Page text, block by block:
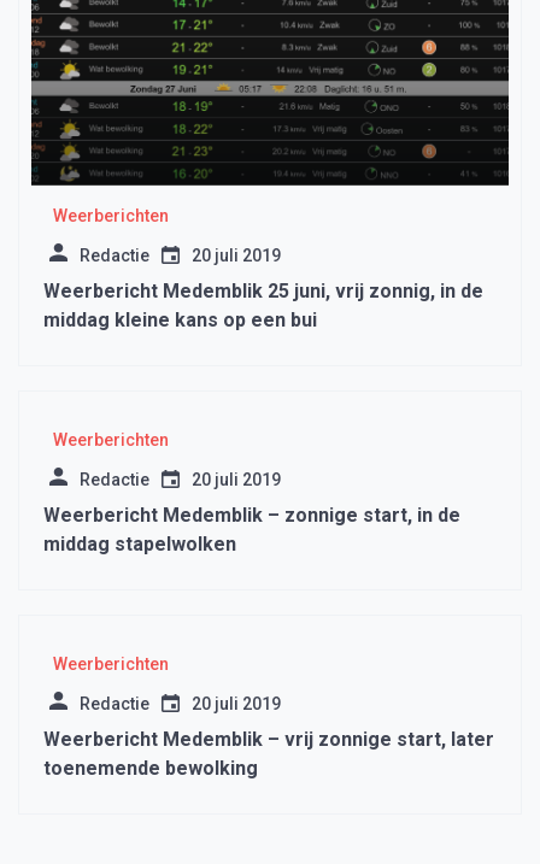
Weerberichten
Redactie 20 juli 2019
Weerbericht Medemblik 25 juni, vrij zonnig, in de
middag kleine kans op een bui
Weerberichten
Redactie 20 juli 2019
Weerbericht Medemblik – zonnige start, in de
middag stapelwolken
Weerberichten
Redactie 20 juli 2019
Weerbericht Medemblik – vrij zonnige start, later
toenemende bewolking